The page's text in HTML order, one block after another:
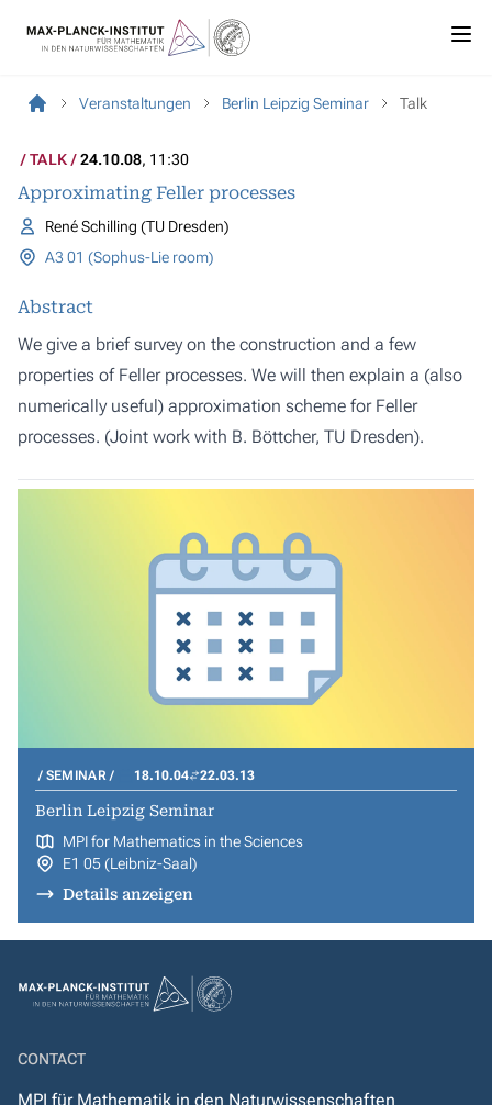
Veranstaltungen Berlin Leipzig Seminar Talk
TALK 24.10.08, 11:30
Approximating Feller processes
René Schilling (TU Dresden)
A3 01 (Sophus-Lie room)
Abstract
We give a brief survey on the construction and a few
properties of Feller processes. We will then explain a (also
numerically useful) approximation scheme for Feller
processes. (Joint work with B. Böttcher, TU Dresden).
SEMINAR 18.10.04 22.03.13
Berlin Leipzig Seminar
MPI for Mathematics in the Sciences
E1 05 (Leibniz-Saal)
Details anzeigen
CONTACT
MPI für Mathematik in den Naturwissenschaften